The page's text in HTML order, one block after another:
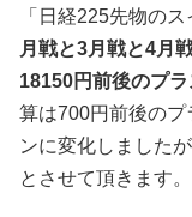
「日経225先物の
月戦と3月戦と4月
18150円前後のプラ
算は700円前後のプ
ンに変化しました
とさせて頂きます